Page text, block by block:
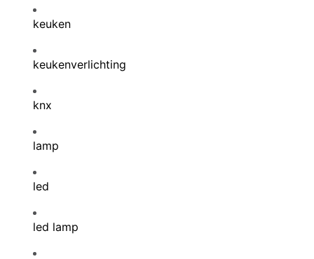
keuken
keukenverlichting
knx
lamp
led
led lamp